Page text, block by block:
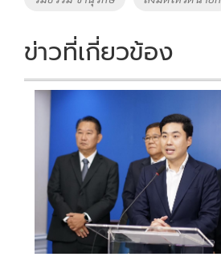
k
ข่าวที่เกี่ยวข้อง